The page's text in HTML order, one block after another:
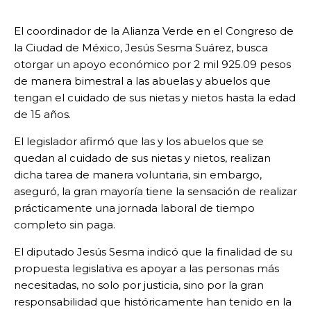
El coordinador de la Alianza Verde en el Congreso de
la Ciudad de México, Jesús Sesma Suárez, busca
otorgar un apoyo económico por 2 mil 925.09 pesos
de manera bimestral a las abuelas y abuelos que
tengan el cuidado de sus nietas y nietos hasta la edad
de 15 años.
El legislador afirmó que las y los abuelos que se
quedan al cuidado de sus nietas y nietos, realizan
dicha tarea de manera voluntaria, sin embargo,
aseguró, la gran mayoría tiene la sensación de realizar
prácticamente una jornada laboral de tiempo
completo sin paga.
El diputado Jesús Sesma indicó que la finalidad de su
propuesta legislativa es apoyar a las personas más
necesitadas, no solo por justicia, sino por la gran
responsabilidad que históricamente han tenido en la